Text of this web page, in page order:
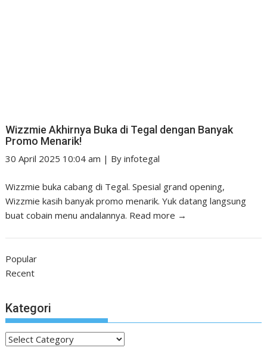
Wizzmie Akhirnya Buka di Tegal dengan Banyak
Promo Menarik!
30 April 2025 10:04 am | Byinfotegal
Wizzmie buka cabang di Tegal. Spesial grand opening,
Wizzmie kasih banyak promo menarik. Yuk datang langsung
buat cobain menu andalannya. Read more →
Popular
Recent
Kategori
Kategori